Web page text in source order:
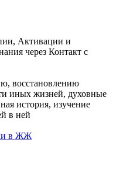
Активации и
через Контакт с
восстановлению
иных жизней, духовные
история, изучение
в ней